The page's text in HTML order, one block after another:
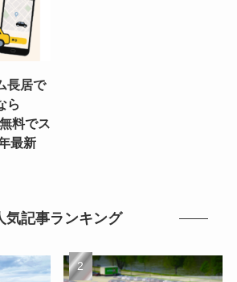
長居で
ら
料でス
最新
気記事ランキング